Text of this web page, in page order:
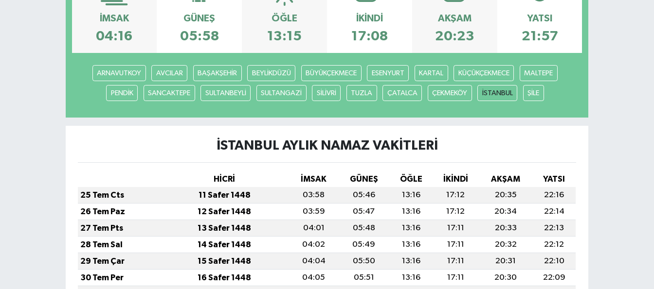
İMSAK
04:16
GÜNEŞ
05:58
ÖĞLE
13:15
İKINDI
17:08
AKŞAM
20:23
YATSI
21:57
ARNAVUTKOY AVCILAR BAŞAKŞEHİR BEYLİKDÜZÜ BÜYÜKÇEKMECE ESENYURT KARTAL KÜÇÜKÇEKMECE MALTEPE
PENDİK SANCAKTEPE SULTANBEYLİ SULTANGAZİ SİLİVRİ TUZLA ÇATALCA ÇEKMEKÖY İSTANBUL ŞİLE
İSTANBUL AYLIK NAMAZ VAKITLERI
HİCRİ İMSAK GÜNEŞ ÖĞLE İKINDI AKŞAM
YATSI
25 Tem Cts
11 Safer 1448 03:58 05:46 13:16 17:12 20:35
22:16
26 Tem Paz
12 Safer 1448 03:59 05:47 13:16 17:12 20:34
22:14
27 Tem Pts
13 Safer 1448 04:01 05:48 13:16 17:11 20:33
22:13
28 Tem Sal
14 Safer 1448 04:02 05:49 13:16 17:11 20:32
22:12
29 Tem Çar
15 Safer 1448 04:04 05:50 13:16 17:11 20:31
22:10
30 Tem Per
16 Safer 1448 04:05 05:51 13:16 17:11 20:30
22:09